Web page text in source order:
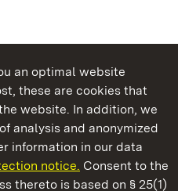
an optimal website
these are cookies that
website. In addition, we
analysis and anonymized
information in our data
notice. Consent to the
thereto is based on § 25(1)
of Baden-Wuerttemberg